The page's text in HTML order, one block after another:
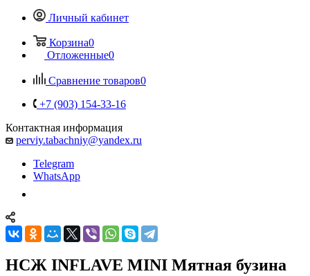
Личный кабинет
Корзина0
Отложенные0
Сравнение товаров0
+7 (903) 154-33-16
Контактная информация
perviy.tabachniy@yandex.ru
Telegram
WhatsApp
НСЖ INFLAVE MINI Мятная бузина